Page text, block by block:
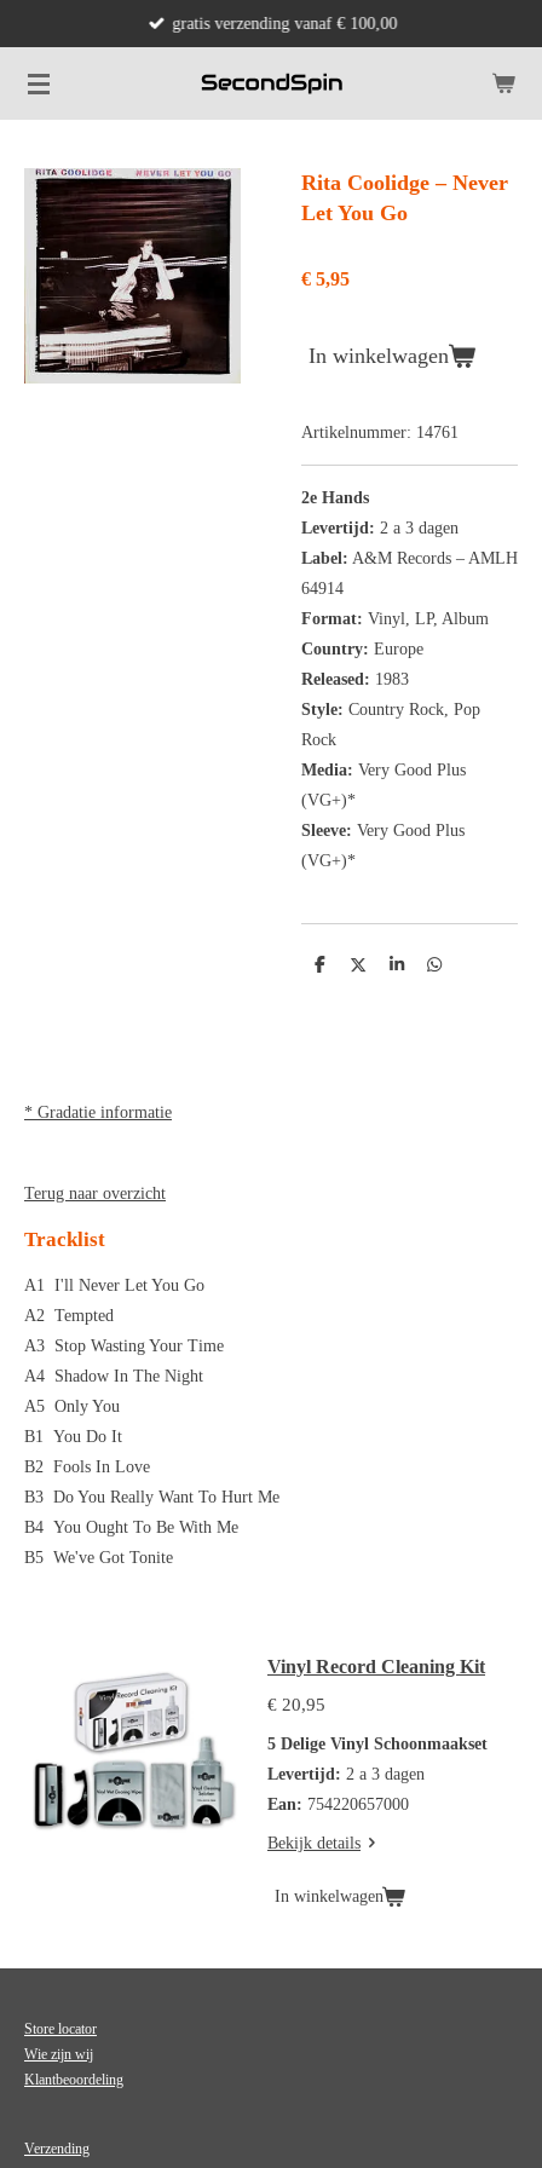
naar
de
gratis verzending vanaf € 100,00
Rita Coolidge ‎– Never
Let You Go
€ 5,95
In winkelwagen
Artikelnummer: 14761
2e Hands
Levertijd: 2 a 3 dagen
Label: A&M Records ‎– AMLH
64914
Format: Vinyl, LP, Album
Country: Europe
Released: 1983
Style: Country Rock, Pop
Rock
Media: Very Good Plus
(VG+)*
Sleeve: Very Good Plus
(VG+)*
D
D
S
D
* Gradatie informatie
Terug naar overzicht
Tracklist
A1 I'll Never Let You Go
A2 Tempted
A3 Stop Wasting Your Time
A4 Shadow In The Night
A5 Only You
B1 You Do It
B2 Fools In Love
B3 Do You Really Want To Hurt Me
B4 You Ought To Be With Me
B5 We've Got Tonite
Vinyl Record Cleaning Kit
€ 20,95
5 Delige Vinyl Schoonmaakset
Levertijd: 2 a 3 dagen
Ean: 754220657000
Bekijk details
In winkelwagen
Store locator
Wie zijn wij
Klantbeoordeling
Verzending